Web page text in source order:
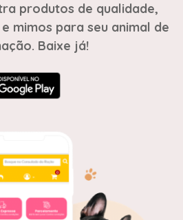
produtos de qualidade,
mimos para seu animal de
Baixe já!